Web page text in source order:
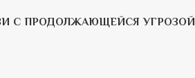
С ПРОДОЛЖАЮЩЕЙСЯ УГРОЗОЙ